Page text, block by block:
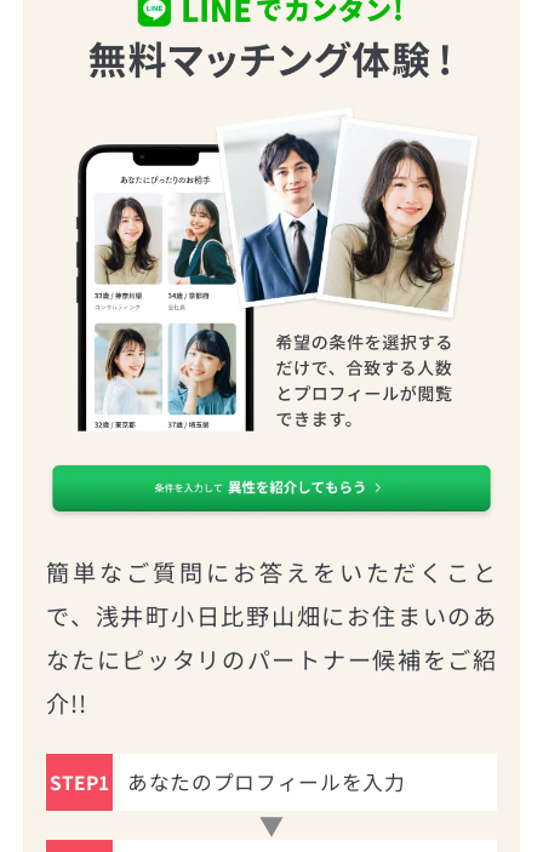
簡単なご質問にお答えをいただくこと
で、浅井町小日比野山畑にお住まいのあ
なたにピッタリのパートナー候補をご紹
介!!
STEP1 あなたのプロフィールを入力